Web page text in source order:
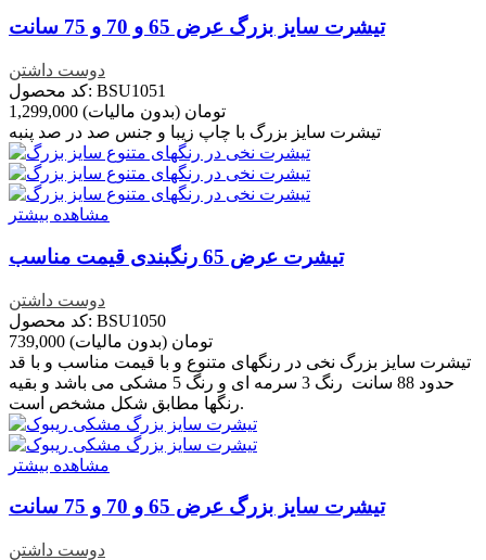
تیشرت سایز بزرگ عرض 65 و 70 و 75 سانت
دوست داشتن
کد محصول: BSU1051
1,299,000 تومان (بدون مالیات)
تیشرت سایز بزرگ با چاپ زیبا و جنس صد در صد پنبه
مشاهده بیشتر
تیشرت عرض 65 رنگبندی قیمت مناسب
دوست داشتن
کد محصول: BSU1050
739,000 تومان (بدون مالیات)
تیشرت سایز بزرگ نخی در رنگهای متنوع و با قیمت مناسب و با قد
حدود 88 سانت رنگ 3 سرمه ای و رنگ 5 مشکی می باشد و بقیه
رنگها مطابق شکل مشخص است.
مشاهده بیشتر
تیشرت سایز بزرگ عرض 65 و 70 و 75 سانت
دوست داشتن